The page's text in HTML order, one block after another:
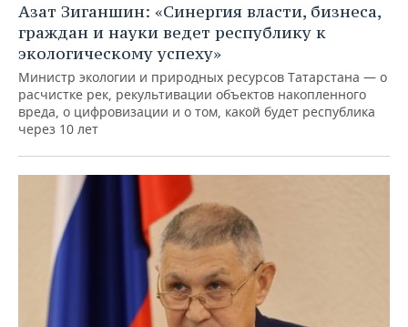
Азат Зиганшин: «Синергия власти, бизнеса,
граждан и науки ведет республику к
экологическому успеху»
Министр экологии и природных ресурсов Татарстана — о
расчистке рек, рекультивации объектов накопленного
вреда, о цифровизации и о том, какой будет республика
через 10 лет